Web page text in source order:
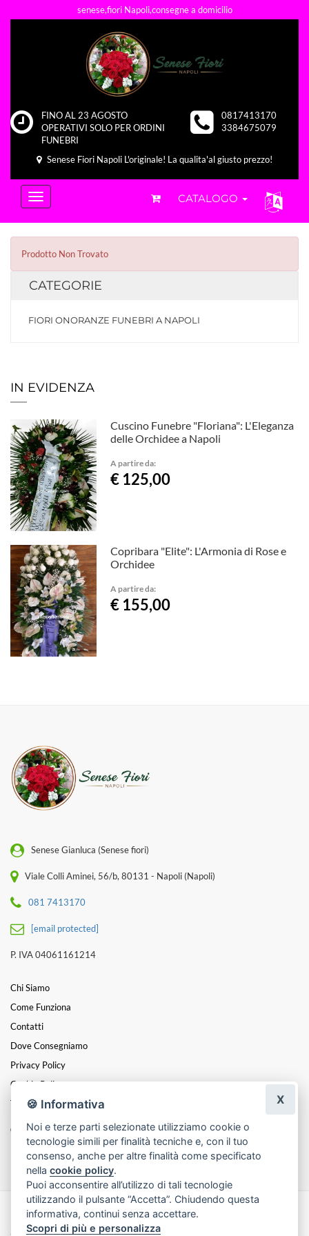
senese,fiori Napoli,consegne a domicilio
FINO AL 23 AGOSTO
OPERATIVI SOLO PER ORDINI
FUNEBRI
0817413170
3384675079
Senese Fiori Napoli L'originale! La qualita'al giusto prezzo!
CATALOGO
Prodotto Non Trovato
CATEGORIE
FIORI ONORANZE FUNEBRI A NAPOLI
IN EVIDENZA
Cuscino Funebre "Floriana": L'Eleganza
delle Orchidee a Napoli
A partire da:
€ 125,00
Copribara "Elite": L'Armonia di Rose e
Orchidee
A partire da:
€ 155,00
Senese Gianluca (Senese fiori)
Viale Colli Aminei, 56/b, 80131 - Napoli (Napoli)
081 7413170
[email protected]
P. IVA 04061161214
Chi Siamo
Come Funziona
Contatti
Dove Consegniamo
Privacy Policy
Cookie Policy
Termini E Condizioni
Catalogo:
Fiori Onoranze Funebri A Napoli
Made with byInfoser.it- Realizzazione Siti ecommerce per Fioristi
2026
🍪 Informativa
Noi e terze parti selezionate utilizziamo cookie o
tecnologie simili per finalità tecniche e, con il tuo
consenso, anche per altre finalità come specificato
nellacookie policy.
Puoi acconsentire all’utilizzo di tali tecnologie
utilizzando il pulsante “Accetta”. Chiudendo questa
informativa, continui senza accettare.
Scopri di più e personalizza
X